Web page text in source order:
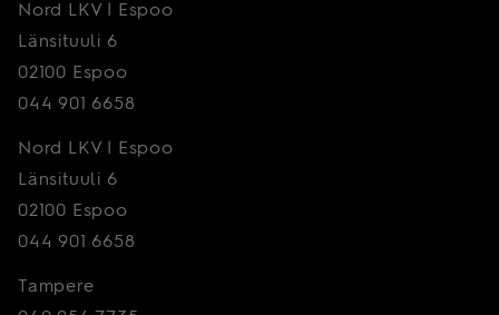
Nord LKV | Espoo
Länsituuli 6
02100 Espoo
044 901 6658
Nord LKV | Espoo
Länsituuli 6
02100 Espoo
044 901 6658
Tampere